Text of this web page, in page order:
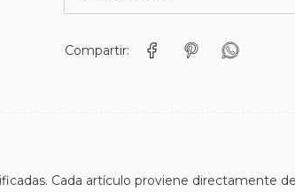
Compartir:
Cada artículo proviene directamente